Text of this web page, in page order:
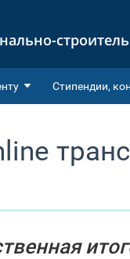
Cтипендии,